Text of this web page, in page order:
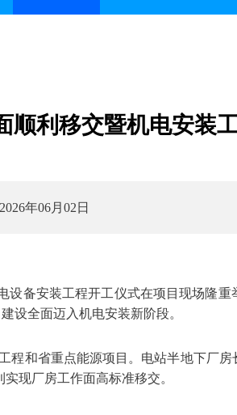
顺利移交暨机电安装
年06月02日
设备安装工程开工仪式在项目现场隆
设全面迈入机电安装新阶段。
程和省重点能源项目。电站半地下厂
现厂房工作面高标准移交。